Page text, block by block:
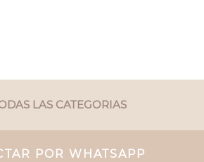
LAS CATEGORIAS
POR WHATSAPP